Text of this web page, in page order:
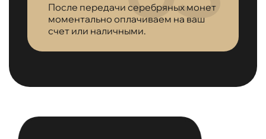
После передачи серебряных монет
моментально оплачиваем на ваш
счет или наличными.